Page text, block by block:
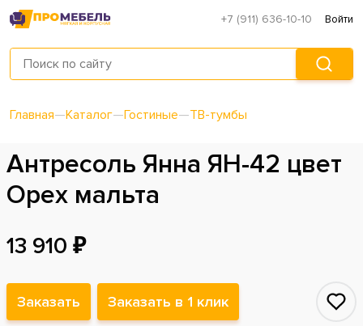
+7 (911) 636-10-10 Войти
Главная—Каталог—Гостиные—ТВ-тумбы
Антресоль Янна ЯН-42 цвет
Орех мальта
13 910 ₽
Заказать Заказать в 1 клик